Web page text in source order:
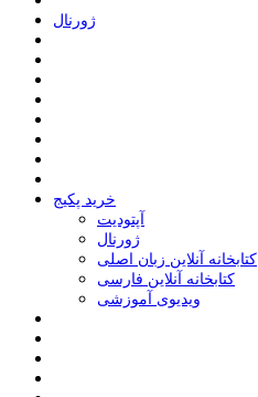
ﮊﻭﺭﻧﺎﻝ
خرید پکیج
ﺁﭘﺘﻮﺩﯾﺖ
ﮊﻭﺭﻧﺎﻝ
کتابخانه آنلاین زبان اصلی
کتابخانه آنلاین فارسی
ویدیوی آموزشی